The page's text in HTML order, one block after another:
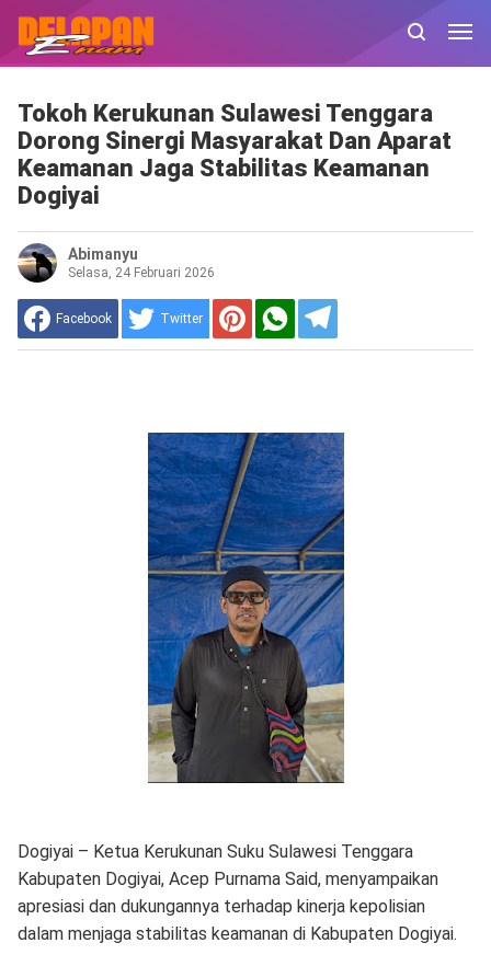
Tokoh Kerukunan Sulawesi Tenggara
Dorong Sinergi Masyarakat Dan Aparat
Keamanan Jaga Stabilitas Keamanan
Dogiyai
Abimanyu
Selasa, 24 Februari 2026
Facebook Twitter
Dogiyai – Ketua Kerukunan Suku Sulawesi Tenggara
Kabupaten Dogiyai, Acep Purnama Said, menyampaikan
apresiasi dan dukungannya terhadap kinerja kepolisian
dalam menjaga stabilitas keamanan di Kabupaten Dogiyai.